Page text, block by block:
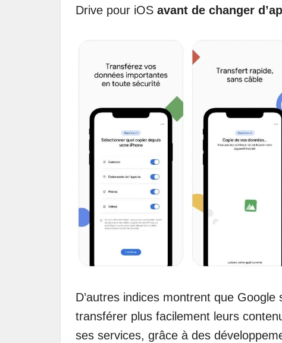
Drive pour iOS avant de changer
D’autres indices montrent que
transférer plus facilement leurs
ses services, grâce à des